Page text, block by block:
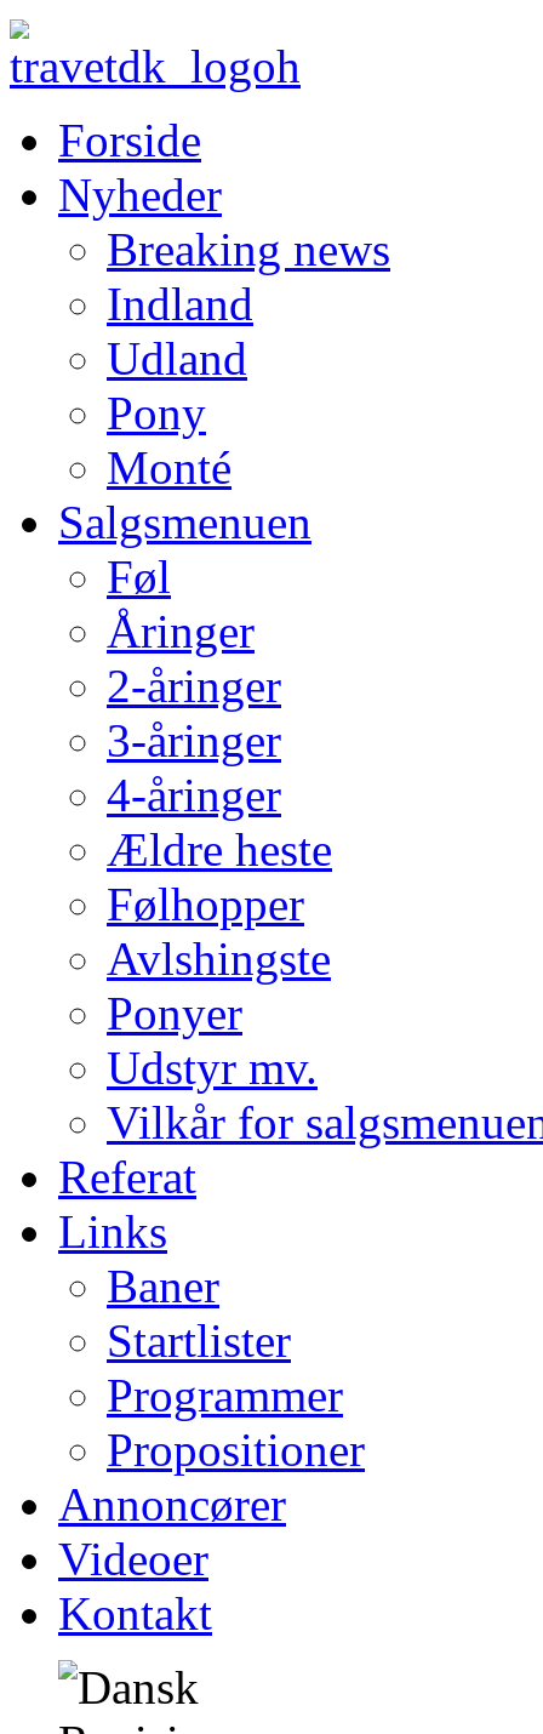
Forside
Nyheder
Breaking news
Indland
Udland
Pony
Monté
Salgsmenuen
Føl
Åringer
2-åringer
3-åringer
4-åringer
Ældre heste
Følhopper
Avlshingste
Ponyer
Udstyr mv.
Vilkår for
Referat
Links
Baner
Startlister
Programmer
Propositioner
Annoncører
Videoer
Kontakt